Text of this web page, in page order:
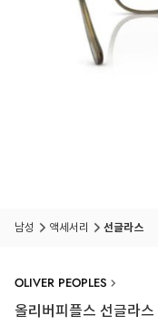
남성 액세서리 선글라스
OLIVER PEOPLES
올리버피플스 선글라